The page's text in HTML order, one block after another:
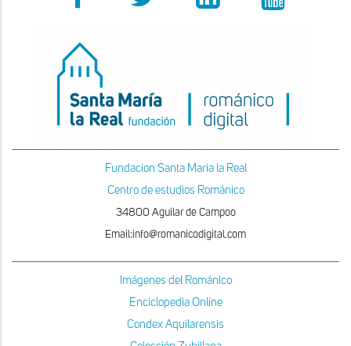
Fundacion Santa Maria la Real
Centro de estudios Románico
34800 Aguilar de Campoo
Email:info@romanicodigital.com
Imágenes del Románico
Enciclopedia Online
Condex Aquilarensis